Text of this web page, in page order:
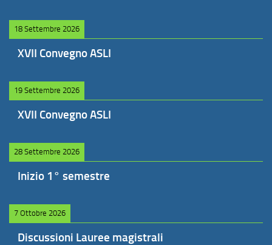
18 Settembre 2026
XVII Convegno ASLI
19 Settembre 2026
XVII Convegno ASLI
28 Settembre 2026
Inizio 1° semestre
7 Ottobre 2026
Discussioni Lauree magistrali